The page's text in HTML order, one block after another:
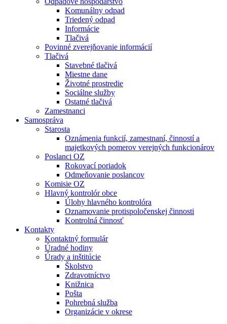
Komunálny odpad
Triedený odpad
Informácie
Tlačivá
Povinné zverejňovanie informácií
Tlačivá
Stavebné tlačivá
Miestne dane
Životné prostredie
Sociálne služby
Ostatné tlačivá
Zamestnanci
Samospráva
Starosta
Oznámenia funkcií, zamestnaní, činností a
majetkových pomerov verejných funkcionárov
Poslanci OZ
Rokovací poriadok
Odmeňovanie poslancov
Komisie OZ
Hlavný kontrolór obce
Úlohy hlavného kontrolóra
Oznamovanie protispoločenskej činnosti
Kontrolná činnosť
Kontakty
Kontaktný formulár
Úradné hodiny
Úrady a inštitúcie
Školstvo
Zdravotníctvo
Knižnica
Pošta
Pohrebná služba
Organizácie v okrese